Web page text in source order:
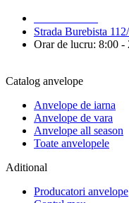
Strada Burebista
Orar de lucru: 8:00 -
Catalog anvelope
Anvelope de iarna
Anvelope de vara
Anvelope all season
Toate anvelopele
Aditional
Producatori anvelope